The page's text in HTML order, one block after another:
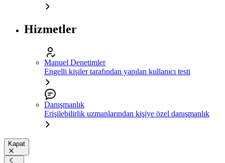
Hizmetler
Manuel Denetimler
Engelli kişiler tarafından yapılan kullanıcı testi
Danışmanlık
Erişilebilirlik uzmanlarından kişiye özel danışmanlık
Kapat